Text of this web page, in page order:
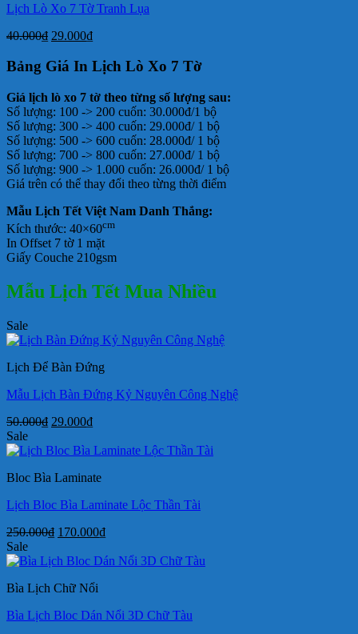
Lịch Lò Xo 7 Tờ Tranh Lụa
40.000₫ Giá
là:
29.000₫Giá
tại
là:
29.000₫.
Bảng Giá In Lịch Lò Xo 7 Tờ
Giá lịch lò xo 7 tờ theo từng số lượng sau:
Số lượng: 100 -> 200 cuốn: 30.000đ/1 bộ
Số lượng: 300 -> 400 cuốn: 29.000đ/ 1 bộ
Số lượng: 500 -> 600 cuốn: 28.000đ/ 1 bộ
Số lượng: 700 -> 800 cuốn: 27.000đ/ 1 bộ
Số lượng: 900 -> 1.000 cuốn: 26.000đ/ 1 bộ
Giá trên có thể thay đổi theo từng thời điểm
Mẫu Lịch Tết Việt Nam Danh Thắng:
Kích thước: 40×60cm
In Offset 7 tờ 1 mặt
Giấy Couche 210gsm
Mẫu Lịch Tết Mua Nhiều
Sale
Lịch Để Bàn Đứng
Mẫu Lịch Bàn Đứng Kỷ Nguyên Công Nghệ
50.000₫ Giá
là:
29.000₫Giá
tại
29.000₫.
Sale
Bloc Bìa Laminate
Lịch Bloc Bìa Laminate Lộc Thần Tài
250.000₫ Giá
là:
170.000₫Giá
tại
Sale
Bìa Lịch Chữ Nổi
Bìa Lịch Bloc Dán Nổi 3D Chữ Tàu